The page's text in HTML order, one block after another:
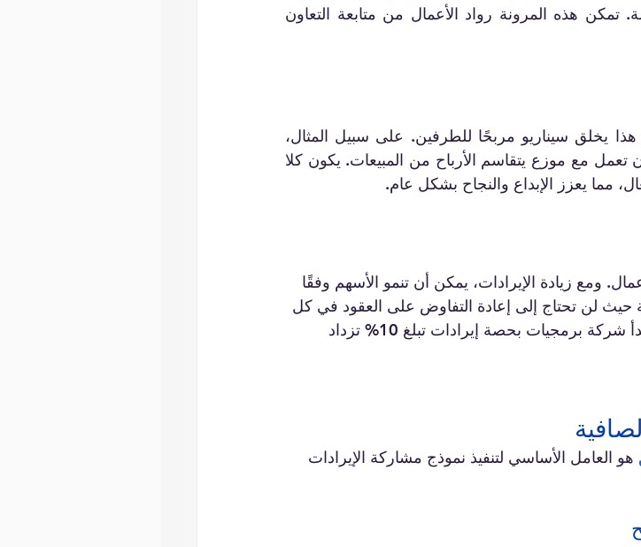
مما يعزز الإبداع والنجاح بشكل عام.
ومع زيادة الإيرادات، يمكن أن تنمو الأسهم وفقًا
لن تحتاج إلى إعادة التفاوض على العقود في كل
مرة ترتفع فيها أرباحها. على سبيل المثال، قد تبدأ شركة برمجيات بحصة إيرادات تبلغ 10% تزداد
هو العامل الأساسي لتنفيذ نموذج مشاركة الإيرادات